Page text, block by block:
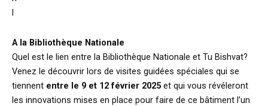
l
A la Bibliothèque Nationale
Quel est le lien entre la Bibliothèque Nationale et Tu Bishvat?
Venez le découvrir lors de visites guidées spéciales qui se
tiennent entre le 9 et 12 février 2025 et qui vous révéleront
les innovations mises en place pour faire de ce bâtiment l’un